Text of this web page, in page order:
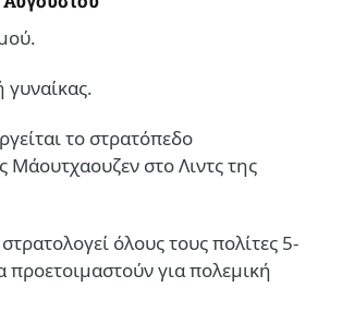
γυναίκας.
το στρατόπεδο
Μάουτχαουζεν στο Λιντς της
όλους τους πολίτες 5-
προετοιμαστούν για πολεμική